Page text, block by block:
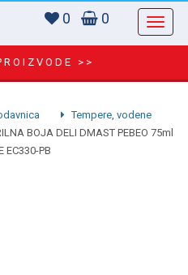
0 0
>>
Tempere, vodene
BOJA DELI DMAST PEBEO 75ml
EC330-PB